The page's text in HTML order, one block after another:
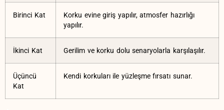
Birinci Kat
Korku evine giriş yapılır, atmosfer hazırlığı
⁣yapılır.
İkinci Kat Gerilim‍ ve korku dolu senaryolarla karşılaşılır.
Üçüncü
Kat
Kendi korkuları ⁣ile ​yüzleşme fırsatı⁢ sunar.